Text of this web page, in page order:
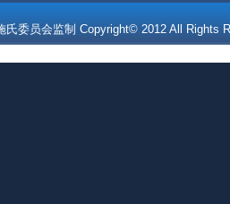
氏委员会监制 Copyright© 2012 All Rights